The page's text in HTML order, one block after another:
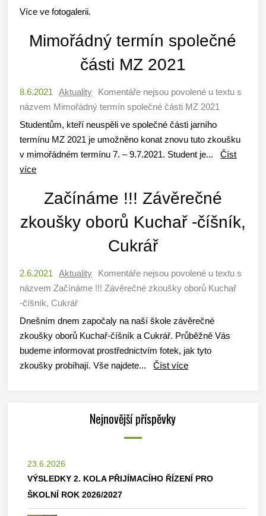
Více ve fotogalerii.
Mimořádný termín společné
části MZ 2021
8.6.2021 Aktuality Komentáře nejsou povolené u textu s
názvem Mimořádný termín společné části MZ 2021
Studentům, kteří neuspěli ve společné části jarního
termínu MZ 2021 je umožněno konat znovu tuto zkoušku
v mimořádném termínu 7. – 9.7.2021. Student je...Číst
více
Začínáme !!! Závěrečné
zkoušky oborů Kuchař -číšník,
Cukrář
2.6.2021 Aktuality Komentáře nejsou povolené u textu s
názvem Začínáme !!! Závěrečné zkoušky oborů Kuchař
-číšník, Cukrář
Dnešním dnem započaly na naší škole závěrečné
zkoušky oborů Kuchař-číšník a Cukrář. Průběžně Vás
budeme informovat prostřednictvím fotek, jak tyto
zkoušky probíhají. Vše najdete...Číst více
Nejnovější příspěvky
23.6.2026
VÝSLEDKY 2. KOLA PŘIJÍMACÍHO ŘÍZENÍ PRO
ŠKOLNÍ ROK 2026/2027